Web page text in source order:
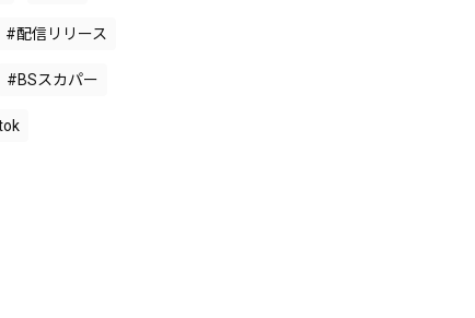
#配信リリース
#BSスカパー